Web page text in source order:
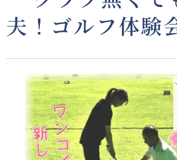
夫！ゴルフ体験